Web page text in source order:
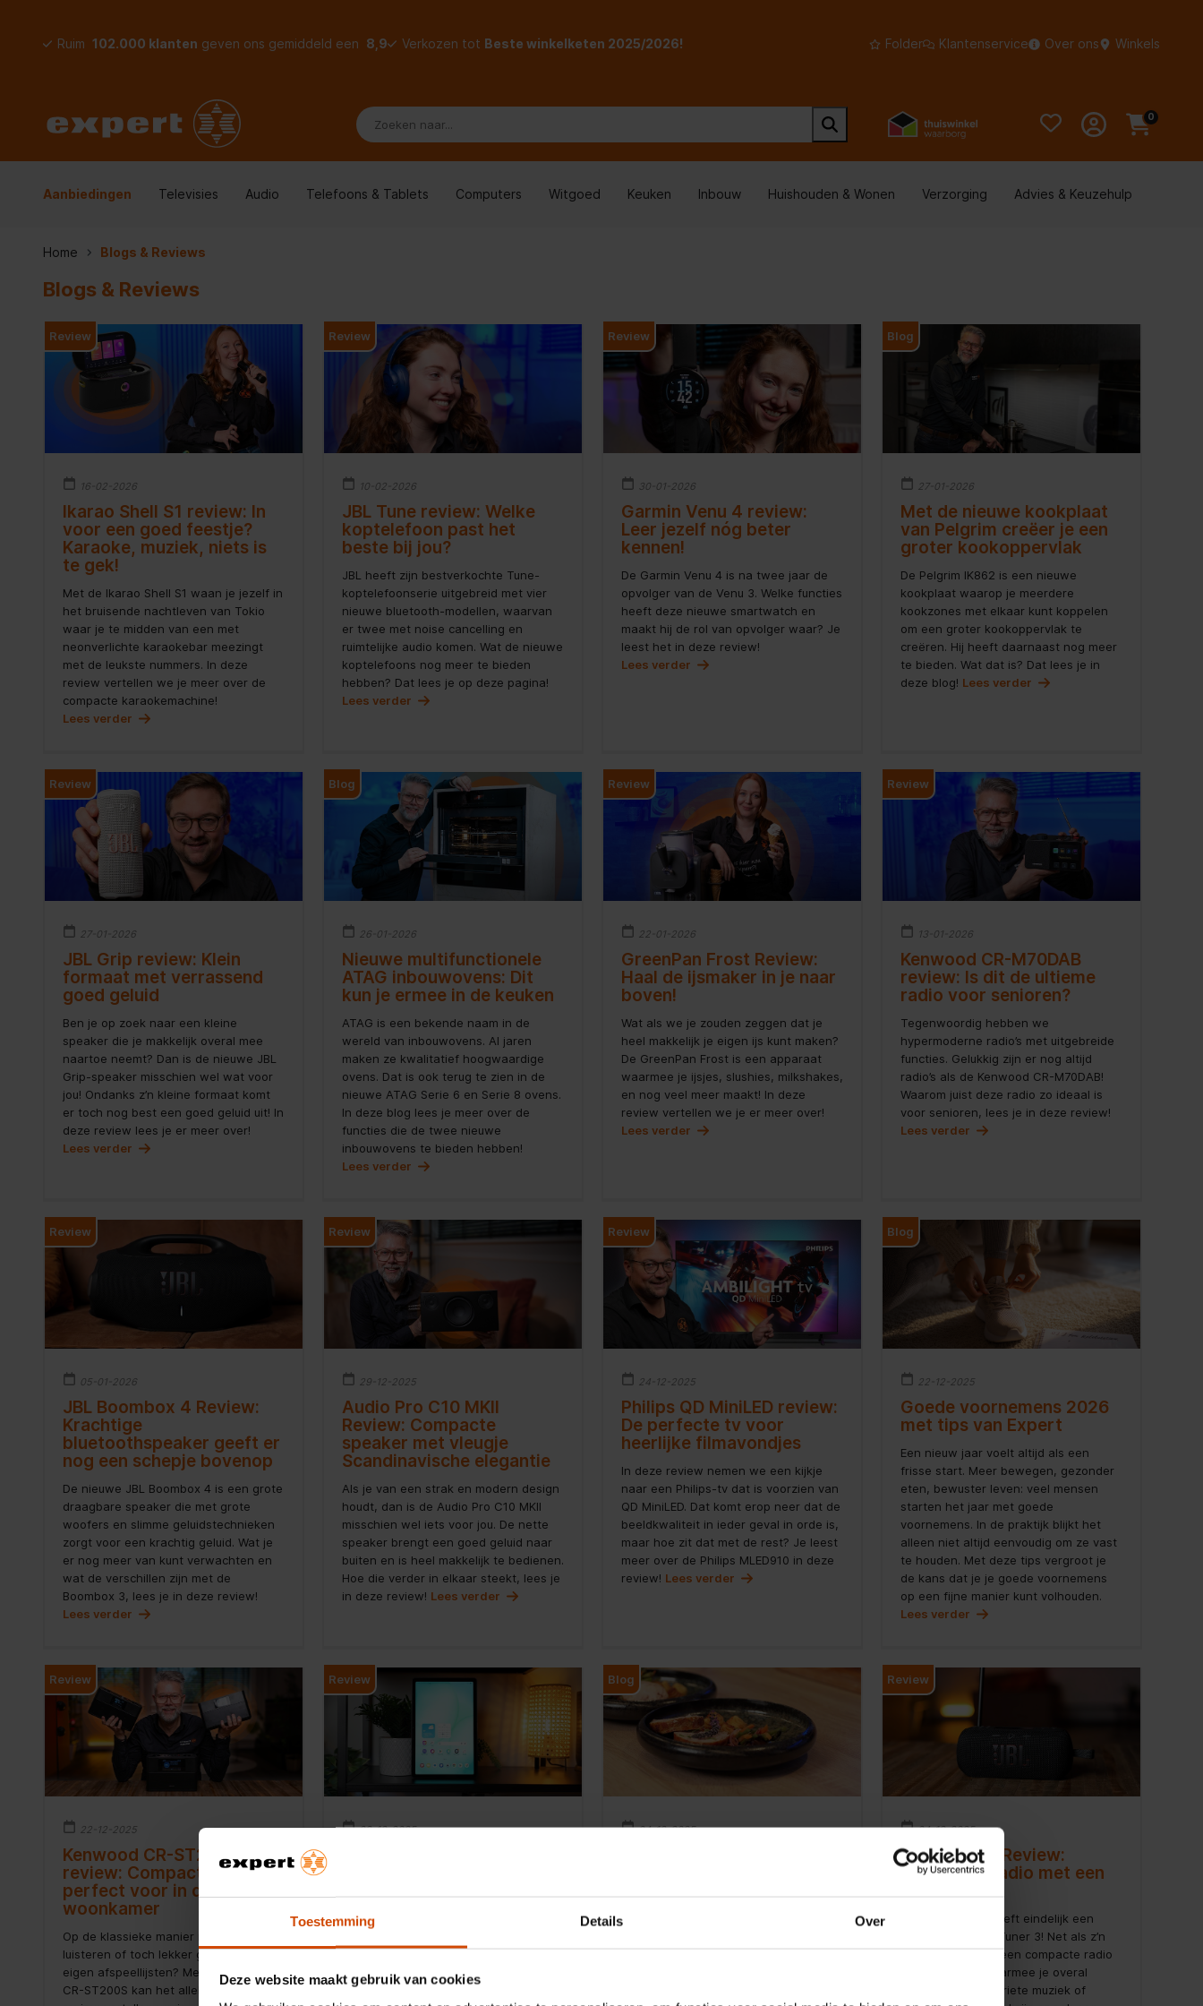
Toestemming Details Over
Deze website maakt gebruik van cookies
Ruim 102.000 klanten geven ons gemiddeld een 8,9 Verkozen tot Beste winkelketen 2025/2026! Folder Klantenservice Over ons Winkels
0
Aanbiedingen Televisies Audio Telefoons & Tablets Computers Witgoed Keuken Inbouw Huishouden & Wonen Verzorging Advies & Keuzehulp
Home Blogs & Reviews
Blogs & Reviews
Review
16-02-2026
Ikarao Shell S1 review: In
voor een goed feestje?
Karaoke, muziek, niets is
te gek!
Met de Ikarao Shell S1 waan je jezelf in
het bruisende nachtleven van Tokio
waar je te midden van een met
neonverlichte karaokebar meezingt
met de leukste nummers. In deze
review vertellen we je meer over de
compacte karaokemachine!
Lees verder
Review
10-02-2026
JBL Tune review: Welke
koptelefoon past het
beste bij jou?
JBL heeft zijn bestverkochte Tune-
koptelefoonserie uitgebreid met vier
nieuwe bluetooth-modellen, waarvan
er twee met noise cancelling en
ruimtelijke audio komen. Wat de nieuwe
koptelefoons nog meer te bieden
hebben? Dat lees je op deze pagina!
Lees verder
Review
30-01-2026
Garmin Venu 4 review:
Leer jezelf nóg beter
kennen!
De Garmin Venu 4 is na twee jaar de
opvolger van de Venu 3. Welke functies
heeft deze nieuwe smartwatch en
maakt hij de rol van opvolger waar? Je
leest het in deze review!
Lees verder
Blog
27-01-2026
Met de nieuwe kookplaat
van Pelgrim creëer je een
groter kookoppervlak
De Pelgrim IK862 is een nieuwe
kookplaat waarop je meerdere
kookzones met elkaar kunt koppelen
om een groter kookoppervlak te
creëren. Hij heeft daarnaast nog meer
te bieden. Wat dat is? Dat lees je in
deze blog! Lees verder
Review
27-01-2026
JBL Grip review: Klein
formaat met verrassend
goed geluid
Ben je op zoek naar een kleine
speaker die je makkelijk overal mee
naartoe neemt? Dan is de nieuwe JBL
Grip-speaker misschien wel wat voor
jou! Ondanks z’n kleine formaat komt
er toch nog best een goed geluid uit! In
deze review lees je er meer over!
Lees verder
Blog
26-01-2026
Nieuwe multifunctionele
ATAG inbouwovens: Dit
kun je ermee in de keuken
ATAG is een bekende naam in de
wereld van inbouwovens. Al jaren
maken ze kwalitatief hoogwaardige
ovens. Dat is ook terug te zien in de
nieuwe ATAG Serie 6 en Serie 8 ovens.
In deze blog lees je meer over de
functies die de twee nieuwe
inbouwovens te bieden hebben!
Lees verder
Review
22-01-2026
GreenPan Frost Review:
Haal de ijsmaker in je naar
boven!
Wat als we je zouden zeggen dat je
heel makkelijk je eigen ijs kunt maken?
De GreenPan Frost is een apparaat
waarmee je ijsjes, slushies, milkshakes,
en nog veel meer maakt! In deze
review vertellen we je er meer over!
Lees verder
Review
13-01-2026
Kenwood CR-M70DAB
review: Is dit de ultieme
radio voor senioren?
Tegenwoordig hebben we
hypermoderne radio’s met uitgebreide
functies. Gelukkig zijn er nog altijd
radio’s als de Kenwood CR-M70DAB!
Waarom juist deze radio zo ideaal is
voor senioren, lees je in deze review!
Lees verder
Review
05-01-2026
JBL Boombox 4 Review:
Krachtige
bluetoothspeaker geeft er
nog een schepje bovenop
De nieuwe JBL Boombox 4 is een grote
draagbare speaker die met grote
woofers en slimme geluidstechnieken
zorgt voor een krachtig geluid. Wat je
er nog meer van kunt verwachten en
wat de verschillen zijn met de
Boombox 3, lees je in deze review!
Lees verder
Review
29-12-2025
Audio Pro C10 MKII
Review: Compacte
speaker met vleugje
Scandinavische elegantie
Als je van een strak en modern design
houdt, dan is de Audio Pro C10 MKII
misschien wel iets voor jou. De nette
speaker brengt een goed geluid naar
buiten en is heel makkelijk te bedienen.
Hoe die verder in elkaar steekt, lees je
in deze review! Lees verder
Review
24-12-2025
Philips QD MiniLED review:
De perfecte tv voor
heerlijke filmavondjes
In deze review nemen we een kijkje
naar een Philips-tv dat is voorzien van
QD MiniLED. Dat komt erop neer dat de
beeldkwaliteit in ieder geval in orde is,
maar hoe zit dat met de rest? Je leest
meer over de Philips MLED910 in deze
review! Lees verder
Blog
22-12-2025
Goede voornemens 2026
met tips van Expert
Een nieuw jaar voelt altijd als een
frisse start. Meer bewegen, gezonder
eten, bewuster leven: veel mensen
starten het jaar met goede
voornemens. In de praktijk blijkt het
alleen niet altijd eenvoudig om ze vast
te houden. Met deze tips vergroot je
de kans dat je je goede voornemens
op een fijne manier kunt volhouden.
Lees verder
Review
22-12-2025
Kenwood CR-ST200S
review: Compacte radio,
perfect voor in de
woonkamer
Op de klassieke manier naar radio
luisteren of toch lekker genieten van je
eigen afspeellijsten? Met de Kenwood
CR-ST200S kan het allebei! In deze
Review
08-12-2025
betaalbare tablet waarmee je kunt
internetten of video's kijken, dan is de
Samsung Galaxy Tab A11 Plus
Blog
04-12-2025
Ben je voor het kerstdiner nog op zoek
naar een geschikt hoofdgerecht
verassen? Dan hebben wij het
Review
04-12-2025
JBL Tuner 3 Review:
Compacte radio met een
De JBL Tuner 2 heeft eindelijk een
opvolger! De JBL Tuner 3! Net als z’n
voorganger is dit een compacte radio
met bluetooth waarmee je overal
geniet van je favoriete muziek of